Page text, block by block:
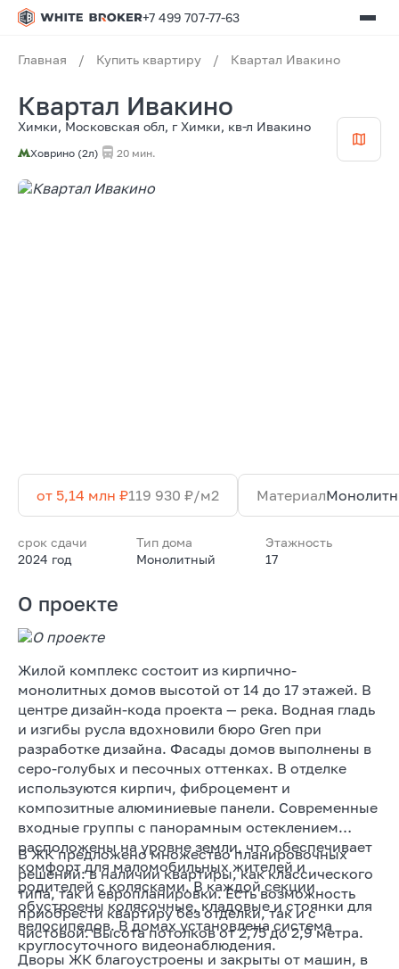
+7 499 707-77-63
Главная / Купить квартиру / Квартал Ивакино
Квартал Ивакино
Химки, Московская обл, г Химки, кв-л Ивакино
Ховрино (2л) 20 мин.
Материал
от 5,14 млн ₽119 930 ₽/м2
срок сдачи
2024 год
Тип дома
Монолитный
Этажность
17
О проекте
Жилой комплекс состоит из кирпично-
монолитных домов высотой от 14 до 17 этажей. В
центре дизайн-кода проекта — река. Водная гладь
и изгибы русла вдохновили бюро Gren при
разработке дизайна. Фасады домов выполнены в
серо-голубых и песочных оттенках. В отделке
используются кирпич, фиброцемент и
композитные алюминиевые панели. Современные
входные группы с панорамным остеклением
расположены на уровне земли, что обеспечивает
комфорт для маломобильных жителей и
родителей с колясками. В каждой секции
обустроены колясочные, кладовые и стоянки для
велосипедов. В домах установлена система
круглосуточного видеонаблюдения.
В ЖК предложено множество планировочных
решений: в наличии квартиры, как классического
типа, так и европланировки. Есть возможность
приобрести квартиру без отделки, так и с
чистовой. Высота потолков от 2,75 до 2,9 метра.
Дворы ЖК благоустроены и закрыты от машин, в